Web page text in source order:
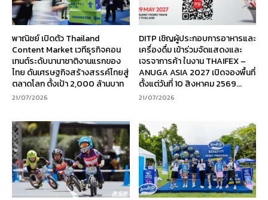
พาณิชย์ เปิดตัว Thailand
Content Market เวทีธุรกิจคอน
เทนต์ระดับนานาชาติงานแรกของ
ไทย ดันเศรษฐกิจสร้างสรรค์ไทยสู่
ตลาดโลก ตั้งเป้า 2,000 ล้านบาท
21/07/2026
DITP เชิญผู้ประกอบการอาหารและ
เครื่องดื่ม เข้าร่วมจัดแสดงและ
เจรจาการค้า ในงาน THAIFEX –
ANUGA ASIA 2027 เปิดจองพื้นที่
ตั้งแต่วันที่ 10 สิงหาคม 2569...
21/07/2026